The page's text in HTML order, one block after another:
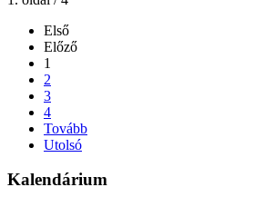
Első
Előző
1
2
3
4
Tovább
Utolsó
Kalendárium